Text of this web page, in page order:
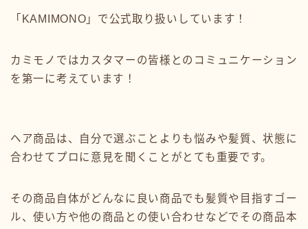
「KAMIMONO」で公式取り扱いしています！
カミモノではカスタマーの皆様とのコミュニケーション
を第一に考えています！
ヘア商品は、自分で選ぶことよりも悩みや髪質、状態に
合わせてプロに意見を聞くことがとても重要です。
その商品自体がどんなに良い商品でも髪質や目指すゴー
ル、使い方や他の商品との使い合わせなどでその商品本